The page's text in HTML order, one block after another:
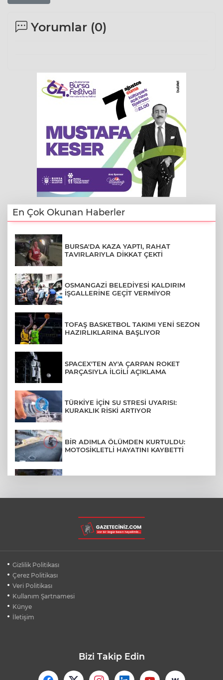
Yorumlar (0)
En Çok Okunan Haberler
BURSA'DA KAZA YAPTI, RAHAT
TAVIRLARIYLA DİKKAT ÇEKTİ
OSMANGAZİ BELEDİYESİ KALDIRIM
İŞGALLERİNE GEÇİT VERMİYOR
TOFAŞ BASKETBOL TAKIMI YENİ SEZON
HAZIRLIKLARINA BAŞLIYOR
SPACEX'TEN AY'A ÇARPAN ROKET
PARÇASIYLA İLGİLİ AÇIKLAMA
TÜRKİYE İÇİN SU STRESİ UYARISI:
KURAKLIK RİSKİ ARTIYOR
BİR ADIMLA ÖLÜMDEN KURTULDU:
MOTOSİKLETLİ HAYATINI KAYBETTİ
BURSA ŞEHİR HASTANESİ OTOPARKI
AĞUSTOS AYINDA HİZMETE AÇILIYOR
KÜBRA DENİZCİ KESKİN KUPASINI
Gizlilik Politikası
Çerez Politikası
Veri Politikası
Kullanım Şartnamesi
Künye
İletişim
Bizi Takip Edin